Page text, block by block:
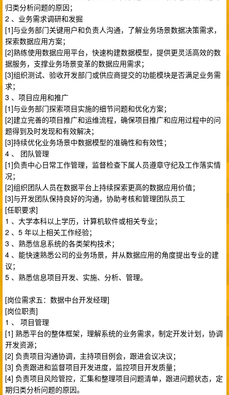
归类分析问题的原因；
2 、业务需求调研和发掘
[1]与业务部门关键用户和负责人沟通，了解业务场景数据决策需求，
探索数据应用方案；
[2]熟练使用数据应用平台，快速构建数据模型，提供更灵活高效的数
据服务，支撑业务场景变革的数据应用需求；
[3]组织测试、验收开发部门或供应商提交的功能模块是否满足业务需
求；
3 、项目应用和推广
[1]与业务部门探索项目实施的细节问题和优化方案；
[2]建立完善的项目推广和运维流程，确保项目推广和应用过程中的问
题得到及时发现和有效解决；
[3]持续优化业务场景中数据模型的准确性和有效性；
4 、 团队管理
[1]负责中心日常工作管理，监督检查下属人员遵章守纪及工作落实情
况；
[2]组织团队人员在数据平台上持续探索更高的数据应用价值；
[3]与开发团队保持良好的沟通，协助考核和管理团队员工
[任职要求]
1 、大学本科以上学历，计算机软件或相关专业；
2 、5 年以上相关工作经验；
3 、熟悉信息系统的各类架构技术；
4 、能快速熟悉公司的业务场景，并从数据应用的角度提出专业的建
议；
5 、熟悉信息项目开发、实施、分析、管理。
[岗位需求五：数据中台开发经理]
[岗位职责]
1 、 项目管理
[1] 熟悉平台的整体框架，理解系统的业务需求，制定开发计划，协调
开发资源；
[2] 负责项目沟通协调，主持项目例会，跟进会议决议；
[3] 负责跟进和监督项目开发进度，监控项目开发质量；
[4] 负责项目风险管控，汇集和整理项目问题清单，跟进问题状态，定
期归类分析问题的原因。